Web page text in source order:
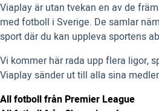
Viaplay är utan tvekan en av de
med fotboll i Sverige. De samlar
sport där du kan uppleva sportens
Vi kommer här rada upp flera ligor,
Viaplay sänder ut till alla sina
All fotboll från Premier League